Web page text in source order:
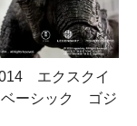
エクスクイ
ベーシック ゴジ